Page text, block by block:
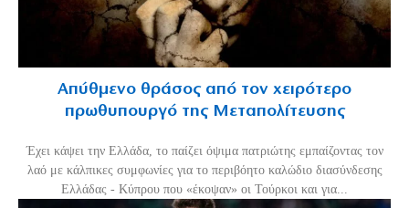
Απύθμενο θράσος από τον χειρότερο
πρωθυπουργό της Μεταπολίτευσης
Έχει κάψει την Ελλάδα, το παίζει όψιμα πατριώτης εμπαίζοντας τον
λαό με κάλπικες συμφωνίες για το περιβόητο καλώδιο διασύνδεσης
Ελλάδας - Κύπρου που «έκοψαν» οι Τούρκοι και για...